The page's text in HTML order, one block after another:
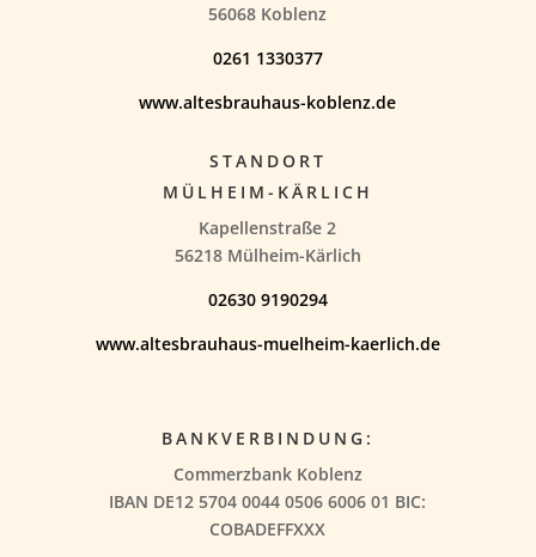
56068 Koblenz
0261 1330377
www.altesbrauhaus-koblenz.de
STANDORT
MÜLHEIM-KÄRLICH
Kapellenstraße 2
56218 Mülheim-Kärlich
02630 9190294
www.altesbrauhaus-muelheim-kaerlich.de
BANKVERBINDUNG:
Commerzbank Koblenz
IBAN DE12 5704 0044 0506 6006 01 BIC:
COBADEFFXXX